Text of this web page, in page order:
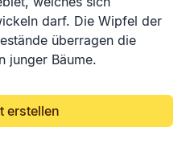
darf. Die Wipfel der
überragen die
junger Bäume.
erstellen